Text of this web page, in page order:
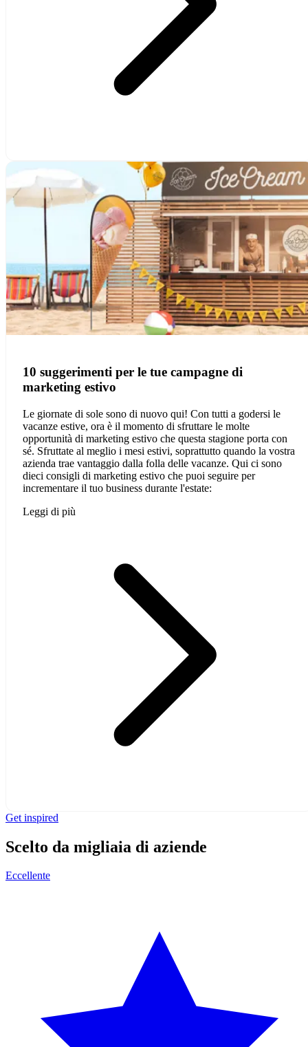
10 suggerimenti per le tue campagne di
marketing estivo
Le giornate di sole sono di nuovo qui! Con tutti a godersi le
vacanze estive, ora è il momento di sfruttare le molte
opportunità di marketing estivo che questa stagione porta con
sé. Sfruttate al meglio i mesi estivi, soprattutto quando la vostra
azienda trae vantaggio dalla folla delle vacanze. Qui ci sono
dieci consigli di marketing estivo che puoi seguire per
incrementare il tuo business durante l'estate:
Leggi di più
Get inspired
Scelto da migliaia di aziende
Eccellente